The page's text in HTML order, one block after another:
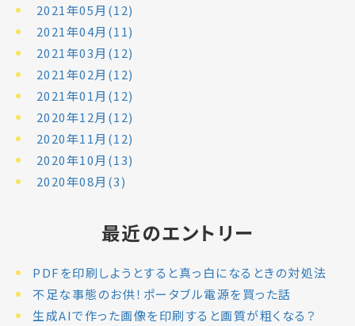
2021年05月(12)
2021年04月(11)
2021年03月(12)
2021年02月(12)
2021年01月(12)
2020年12月(12)
2020年11月(12)
2020年10月(13)
2020年08月(3)
最近のエントリー
PDFを印刷しようとすると真っ白になるときの対処法
不足な事態のお供！ポータブル電源を買った話
生成AIで作った画像を印刷すると画質が粗くなる？